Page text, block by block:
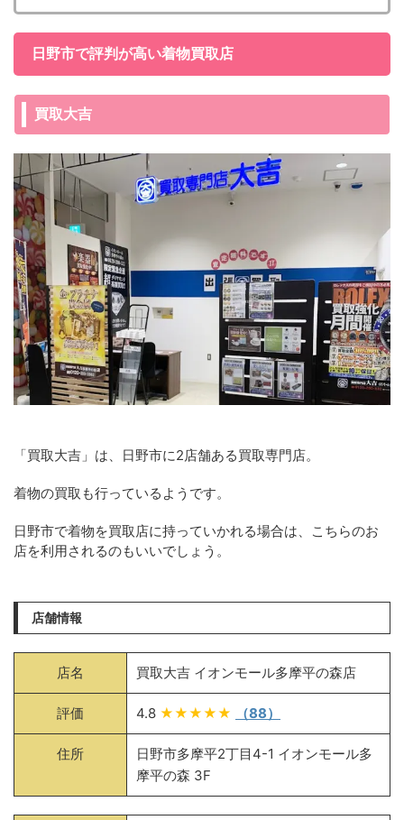
日野市で評判が高い着物買取店
買取大吉
「買取大吉」は、日野市に2店舗ある買取専門店。
着物の買取も行っているようです。
日野市で着物を買取店に持っていかれる場合は、こちらのお
店を利用されるのもいいでしょう。
店舗情報
店名 買取大吉 イオンモール多摩平の森店
評価 4.8 ★★★★★ （88）
住所
日野市多摩平2丁目4-1 イオンモール多
摩平の森 3F